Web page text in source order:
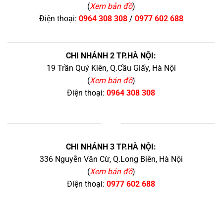
(Xem bản đồ)
Điện thoại: 0964 308 308/ 0977 602 688
CHI NHÁNH 2 TP.HÀ NỘI:
19 Trần Quý Kiên, Q.Cầu Giấy, Hà Nội
(Xem bản đồ)
Điện thoại: 0964 308 308
CHI NHÁNH 3 TP.HÀ NỘI:
336 Nguyễn Văn Cừ, Q.Long Biên, Hà Nội
(Xem bản đồ)
Điện thoại: 0977 602 688